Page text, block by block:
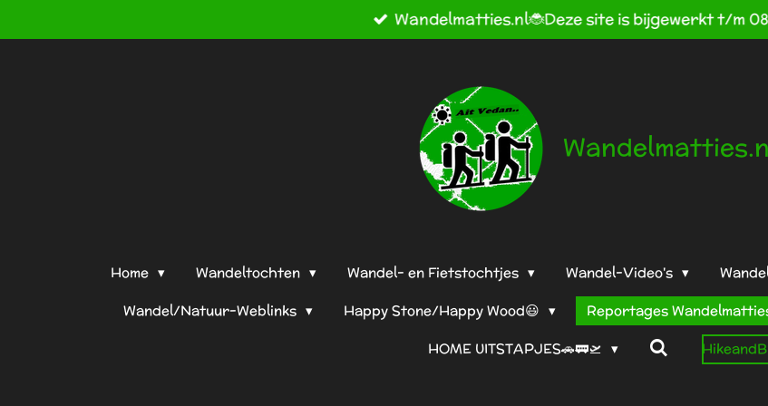
direct
Wandelmatties.nl🐞Deze site is bijgewerkt t/m
Home Wandeltochten Wandel- en Fietstochtjes Wandel-Video's
Wandel/Natuur-Weblinks
Happy Stone/Happy Wood😃 Reportages
HOME UITSTAPJES🚗🚃🛫